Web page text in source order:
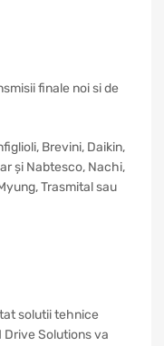
finale noi si de
Brevini, Daikin,
și Nabtesco, Nachi,
Trasmital sau
solutii tehnice
Drive Solutions va